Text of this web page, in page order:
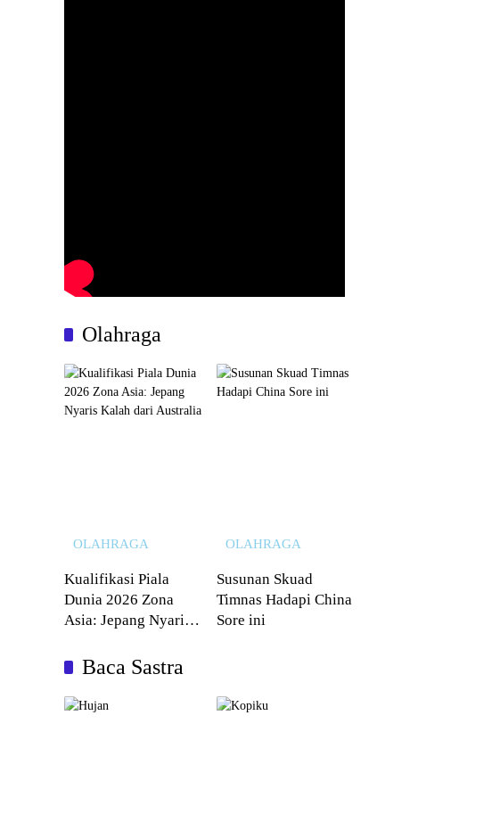
Olahraga
OLAHRAGA
Kualifikasi Piala
Dunia 2026 Zona
Asia: Jepang Nyaris
OLAHRAGA
Susunan Skuad
Timnas Hadapi China
Sore ini
Baca Sastra